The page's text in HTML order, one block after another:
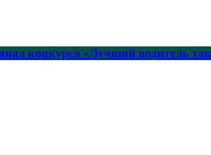
конкурса «Лучший водитель